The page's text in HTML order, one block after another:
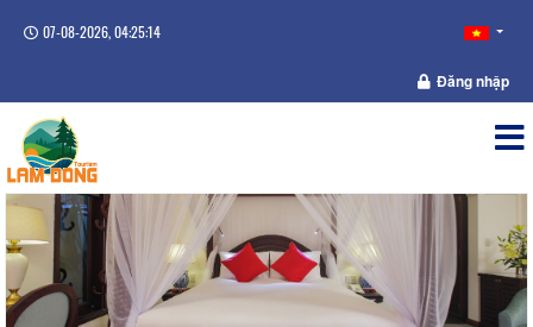
07-08-2026, 04:25:14
Đăng nhập